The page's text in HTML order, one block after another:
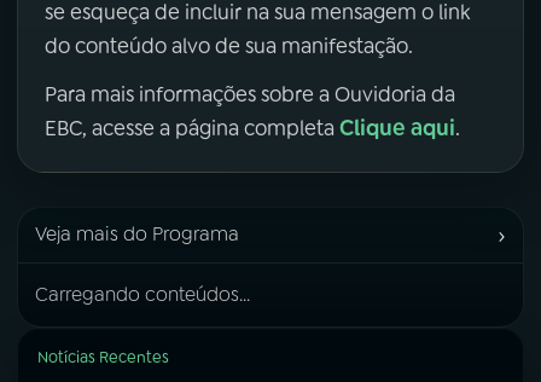
se esqueça de incluir na sua mensagem o link
do conteúdo alvo de sua manifestação.
Para mais informações sobre a Ouvidoria da
EBC, acesse a página completa Clique aqui.
Veja mais do Programa ›
Carregando conteúdos...
Notícias Recentes